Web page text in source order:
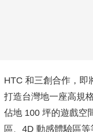
HTC 和三創合作，
打造台灣地一座高規
佔地 100 坪的遊戲空
區、4D 動感體驗區等